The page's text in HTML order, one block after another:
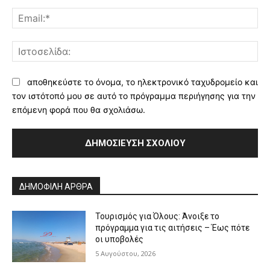
αποθηκεύστε το όνομα, το ηλεκτρονικό ταχυδρομείο και
τον ιστότοπό μου σε αυτό το πρόγραμμα περιήγησης για την
επόμενη φορά που θα σχολιάσω.
ΔΗΜΟΦΙΛΗ ΑΡΘΡΑ
Τουρισμός για Όλους: Άνοιξε το
πρόγραμμα για τις αιτήσεις – Έως πότε
οι υποβολές
5 Αυγούστου, 2026